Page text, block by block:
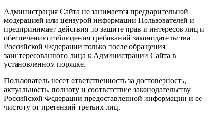
Администрация Сайта не занимается предварительной
модерацией или цензурой информации Пользователей и
предпринимает действия по защите прав и интересов лиц и
обеспечению соблюдения требований законодательства
Российской Федерации только после обращения
заинтересованного лица к Администрации Сайта в
установленном порядке.
Пользователь несет ответственность за достоверность,
актуальность, полноту и соответствие законодательству
Российской Федерации предоставленной информации и ее
чистоту от претензий третьих лиц.